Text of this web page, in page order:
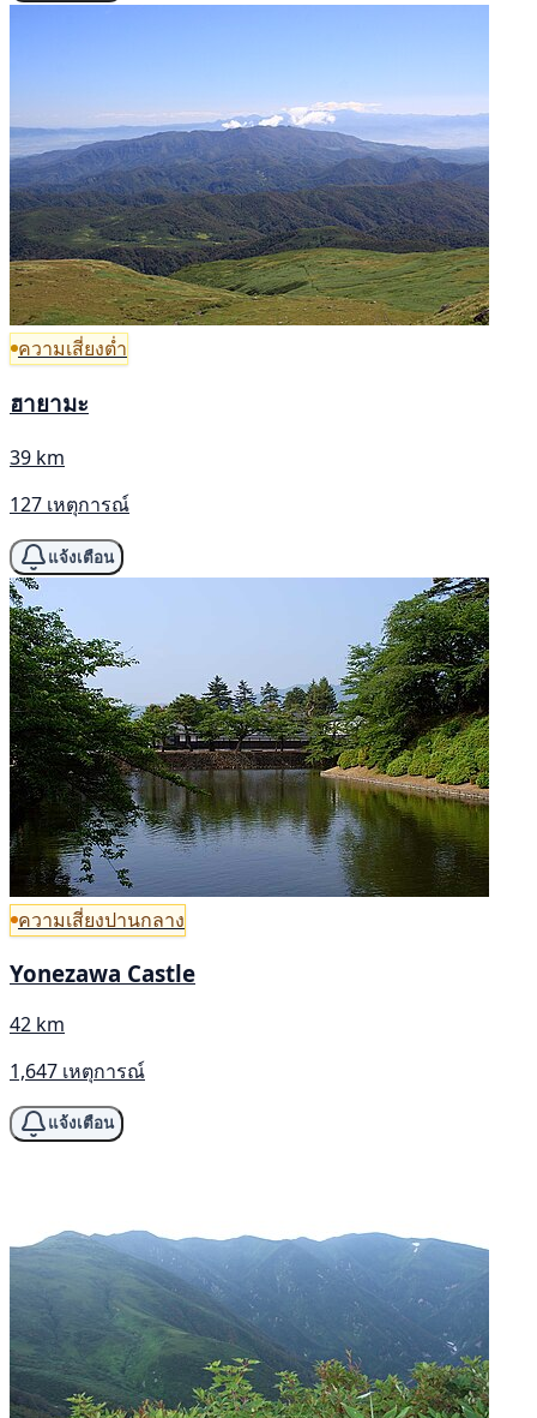
ความเสี่ยงต่ำ
ฮายามะ
39 km
127 เหตุการณ์
แจ้งเตือน
ความเสี่ยงปานกลาง
Yonezawa Castle
42 km
1,647 เหตุการณ์
แจ้งเตือน